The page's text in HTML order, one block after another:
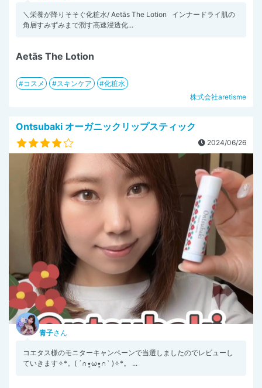
＼栄養が降りそそぐ化粧水/ Aetās The Lotion インナードライ肌の
角層すみずみまで潤す高速浸透化...
Aetās The Lotion
コスメ スキンケア
化粧水
株式会社aretisme
Ontsubaki オーガニックリップスティック
2024/06/26
青子さん
コエタス様のモニターキャンペーンで当選しましたのでレビューし
ていきます✧︎*。( ´∩︎•͈ω•͈∩︎` )✧︎*。 ...